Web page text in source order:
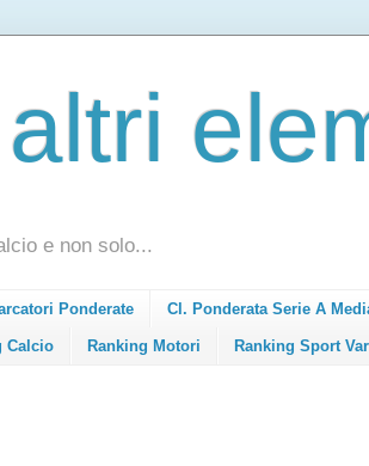
e non solo...
Ponderate Cl. Ponderata Serie A
Calcio Ranking Motori Ranking Sport